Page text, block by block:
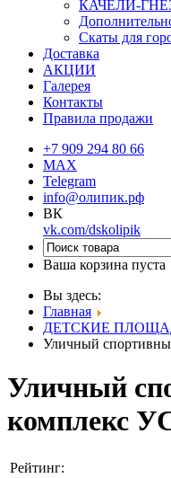
КАЧЕЛИ-
Скаты для
Доставка
АКЦИИ
Галерея
Контакты
Правила продажи
+7 909 294 80 66
MAX
Telegram
info@олипик.рф
ВК
vk.com/dskolipik
Ваша корзина пуста
Вы здесь:
Главная
ДЕТСКИЕ
Уличный
Уличный
комплекс
Рейтинг: